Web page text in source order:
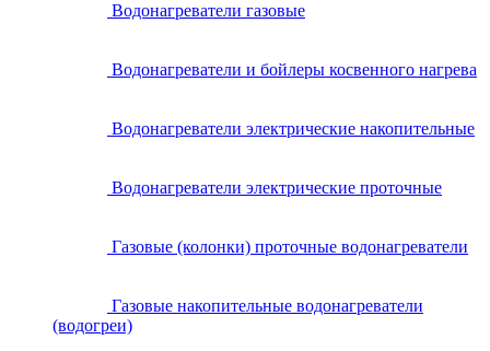
Водонагреватели газовые
Водонагреватели и бойлеры косвенного нагрева
Водонагреватели электрические накопительные
Водонагреватели электрические проточные
Газовые (колонки) проточные водонагреватели
Газовые накопительные водонагреватели
(водогреи)